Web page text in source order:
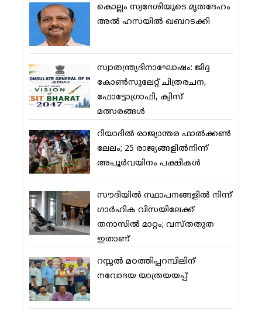
കൊല്ലം സ്വദേശിയുടെ മൃതദേഹം
അല്‍ ഹസയില്‍ ഖബറടക്കി
സ്വാതന്ത്ര്യദിനാഘോഷം: ജിദ്ദ
കോണ്‍സുലേറ്റ് ചിത്രരചന,
ഫോട്ടോഗ്രാഫി, ക്വിസ്
മത്സരങ്ങള്‍
റിയാദില്‍ രാജ്യാന്തര ഫാല്‍ക്കണ്‍
ലേലം; 25 രാജ്യങ്ങളില്‍നിന്ന്
അപൂര്‍വയിനം പക്ഷികള്‍
സൗദിയില്‍ സ്ഥാപനങ്ങളില്‍ നിന്ന്
ഗാര്‍ഹിക വിസയിലേക്ക്
തനാസില്‍ മാറ്റം; വസ്തതുത
ഇതാണ്
റസ്സല്‍ മഠത്തിപ്പറമ്പിലിന്
നവോദയ യാത്രയയപ്പ്